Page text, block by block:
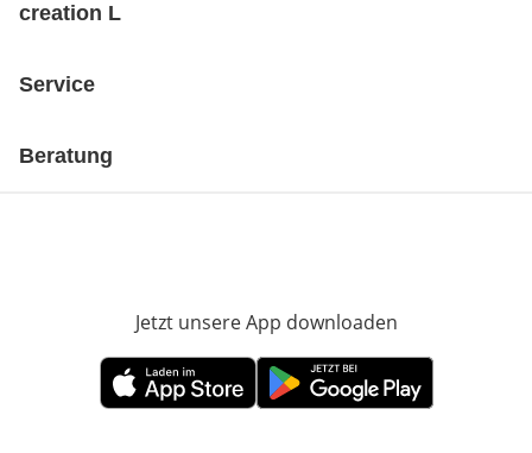
creation L
Service
Beratung
Jetzt unsere App downloaden
Öffnet in neuem FensterÖffnet in neuem Fenster